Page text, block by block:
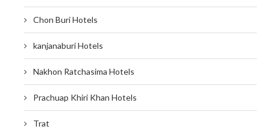
Chon Buri Hotels
kanjanaburi Hotels
Nakhon Ratchasima Hotels
Prachuap Khiri Khan Hotels
Trat